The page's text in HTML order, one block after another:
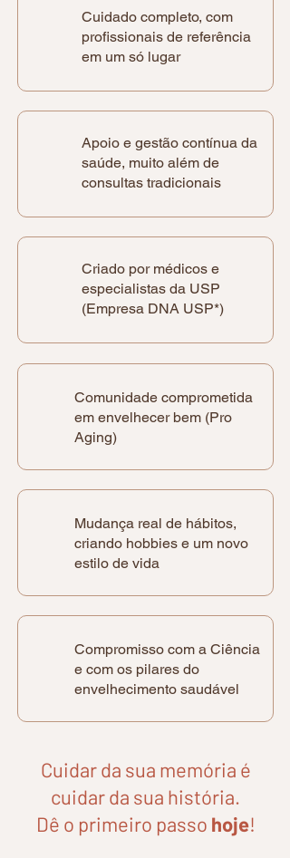
Cuidado completo, com
profissionais de referência
em um só lugar
Apoio e gestão contínua da
saúde, muito além de
consultas tradicionais
Criado por médicos e
especialistas da USP
(Empresa DNA USP*)
Comunidade comprometida
em envelhecer bem (Pro
Aging)
Mudança real de hábitos,
criando hobbies e um novo
estilo de vida
Compromisso com a Ciência
e com os pilares do
envelhecimento saudável
Cuidar da sua memória é
cuidar da sua história.
Dê o primeiro passo hoje!